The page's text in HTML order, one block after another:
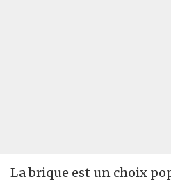
La brique est un choix